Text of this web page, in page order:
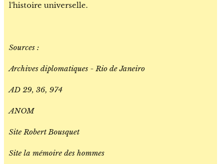
l'histoire universelle.
Sources :
Archives diplomatiques - Rio de Janeiro
AD 29, 36, 974
ANOM
Site Robert Bousquet
Site la mémoire des hommes